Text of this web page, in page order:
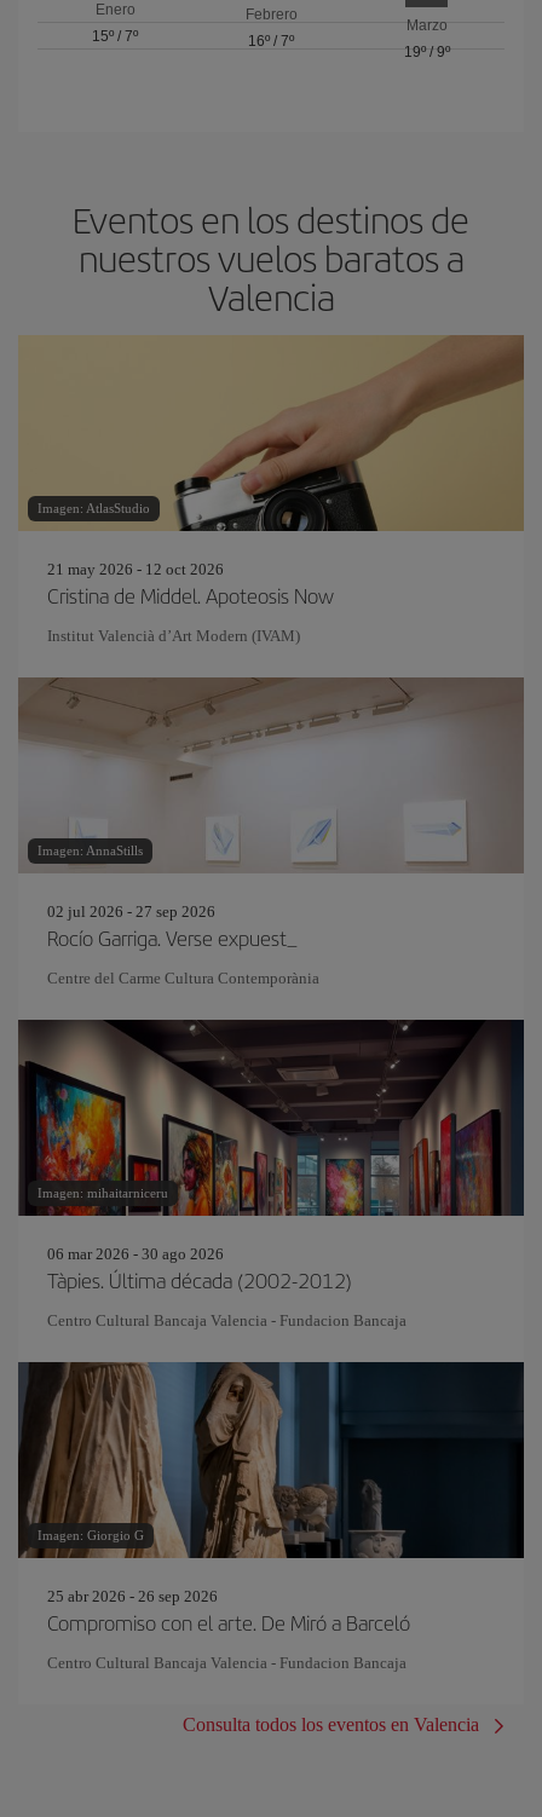
Enero
15º /7º
Febrero
16º / 7º
Marzo
19º/ 9º
Eventos en los destinos de
nuestros vuelos baratos a
Valencia
Imagen: AtlasStudio
21 may 2026 - 12 oct 2026
Cristina de Middel. Apoteosis Now
Institut Valencià d’Art Modern (IVAM)
Imagen: AnnaStills
02 jul 2026 - 27 sep 2026
Rocío Garriga. Verse expuest_
Centre del Carme Cultura Contemporània
Imagen: mihaitarniceru
06 mar 2026 - 30 ago 2026
Tàpies. Última década (2002-2012)
Centro Cultural Bancaja Valencia - Fundacion Bancaja
Imagen: Giorgio G
25 abr 2026 - 26 sep 2026
Compromiso con el arte. De Miró a Barceló
Centro Cultural Bancaja Valencia - Fundacion Bancaja
Consulta todos los eventos en Valencia